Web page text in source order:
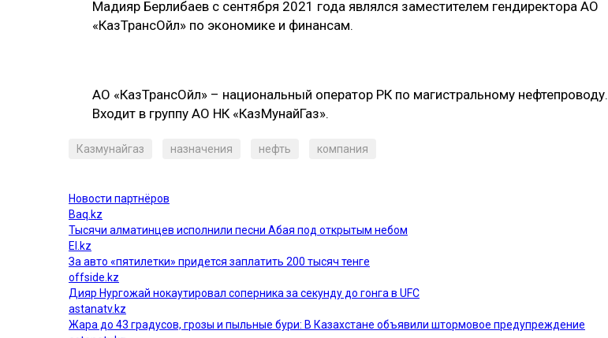
Мадияр Берлибаев с сентября 2021 года являлся заместителем гендиректора АО
«КазТрансОйл» по экономике и финансам.
АО «КазТрансОйл» – национальный оператор РК по магистральному нефтепроводу.
Входит в группу АО НК «КазМунайГаз».
Казмунайгаз назначения нефть компания